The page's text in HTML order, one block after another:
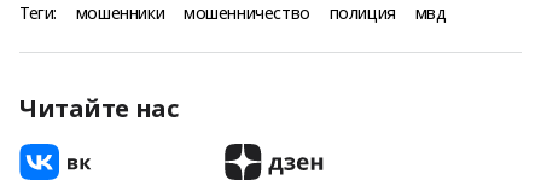
Теги: мошенники мошенничество полиция мвд
Читайте нас